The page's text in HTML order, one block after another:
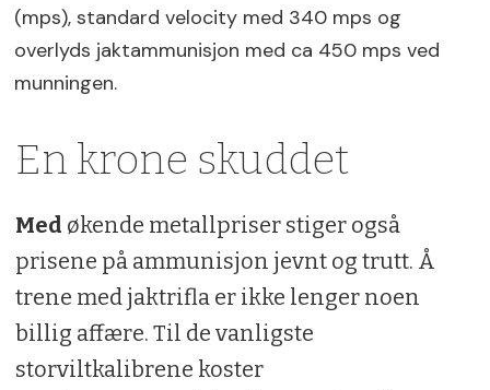
(mps), standard velocity med 340 mps og
overlyds jaktammunisjon med ca 450 mps ved
munningen.
En krone skuddet
Med økende metallpriser stiger også
prisene på ammunisjon jevnt og trutt. Å
trene med jaktrifla er ikke lenger noen
billig affære. Til de vanligste
storviltkalibrene koster